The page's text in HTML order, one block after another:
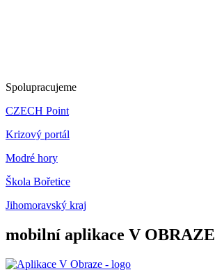
Spolupracujeme
CZECH Point
Krizový portál
Modré hory
Škola Bořetice
Jihomoravský kraj
mobilní aplikace V OBRAZE